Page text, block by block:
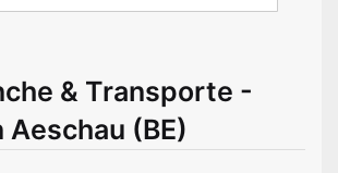
& Transporte -
Aeschau (BE)